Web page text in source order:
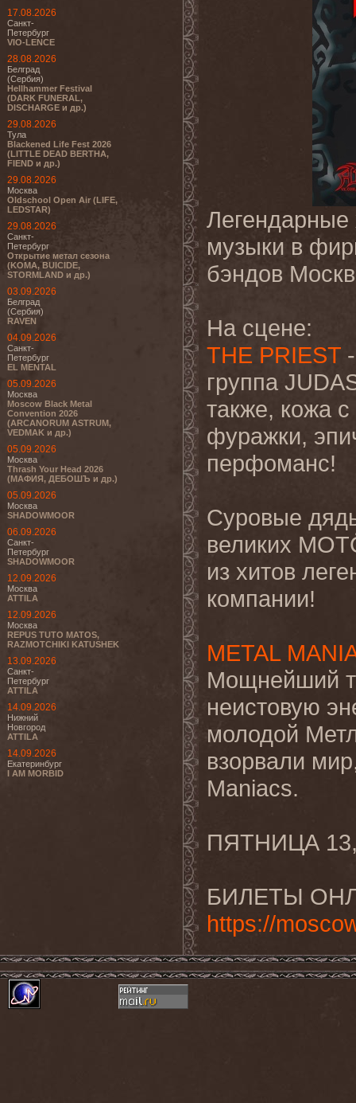
17.08.2026
Санкт-
Петербург
VIO-LENCE
28.08.2026
Белград
(Сербия)
Hellhammer Festival
(DARK FUNERAL,
DISCHARGE и др.)
29.08.2026
Тула
Blackened Life Fest 2026
(LITTLE DEAD BERTHA,
FIEND и др.)
29.08.2026
Москва
Oldschool Open Air (LIFE,
LEDSTAR)
29.08.2026
Санкт-
Петербург
Открытие метал сезона
(KOMA, BUICIDE,
STORMLAND и др.)
03.09.2026
Белград
(Сербия)
RAVEN
04.09.2026
Санкт-
Петербург
EL MENTAL
05.09.2026
Москва
Moscow Black Metal
Convention 2026
(ARCANORUM ASTRUM,
VEDMAK и др.)
05.09.2026
Москва
Thrash Your Head 2026
(МАФИЯ, ДЕБОШЪ и др.)
05.09.2026
Москва
SHADOWMOOR
06.09.2026
Санкт-
Петербург
SHADOWMOOR
12.09.2026
Москва
ATTILA
12.09.2026
Москва
REPUS TUTO MATOS,
RAZMOTCHIKI KATUSHEK
13.09.2026
Санкт-
Петербург
ATTILA
14.09.2026
Нижний
Новгород
ATTILA
14.09.2026
Екатеринбург
I AM MORBID
Легендарные
музыки в
бэндов
На сцене:
THE PRIEST
группа
также, кожа
фуражки,
перфоманс!
Суровые
великих
из хитов
компании!
METAL
Мощнейший
неистовую
молодой
взорвали
Maniacs.
ПЯТНИЦА
БИЛЕТЫ
https://